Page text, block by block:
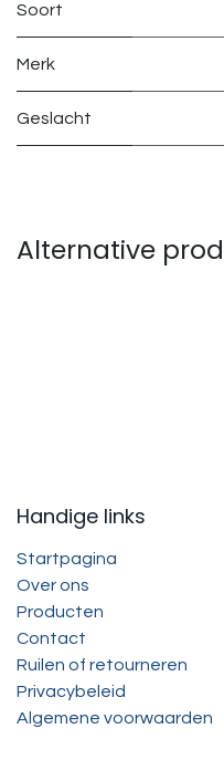
Soort
Merk
Geslacht
Alternative
Handige links
Startpagina
Over ons
Producten
Contact
Ruilen of retourneren
Privacybeleid
Algemene voorwaarden